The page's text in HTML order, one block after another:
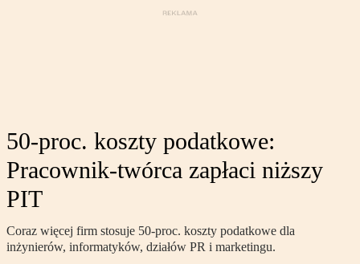
50-proc. koszty podatkowe:
Pracownik-twórca zapłaci niższy
PIT
Coraz więcej firm stosuje 50-proc. koszty podatkowe dla
inżynierów, informatyków, działów PR i marketingu.